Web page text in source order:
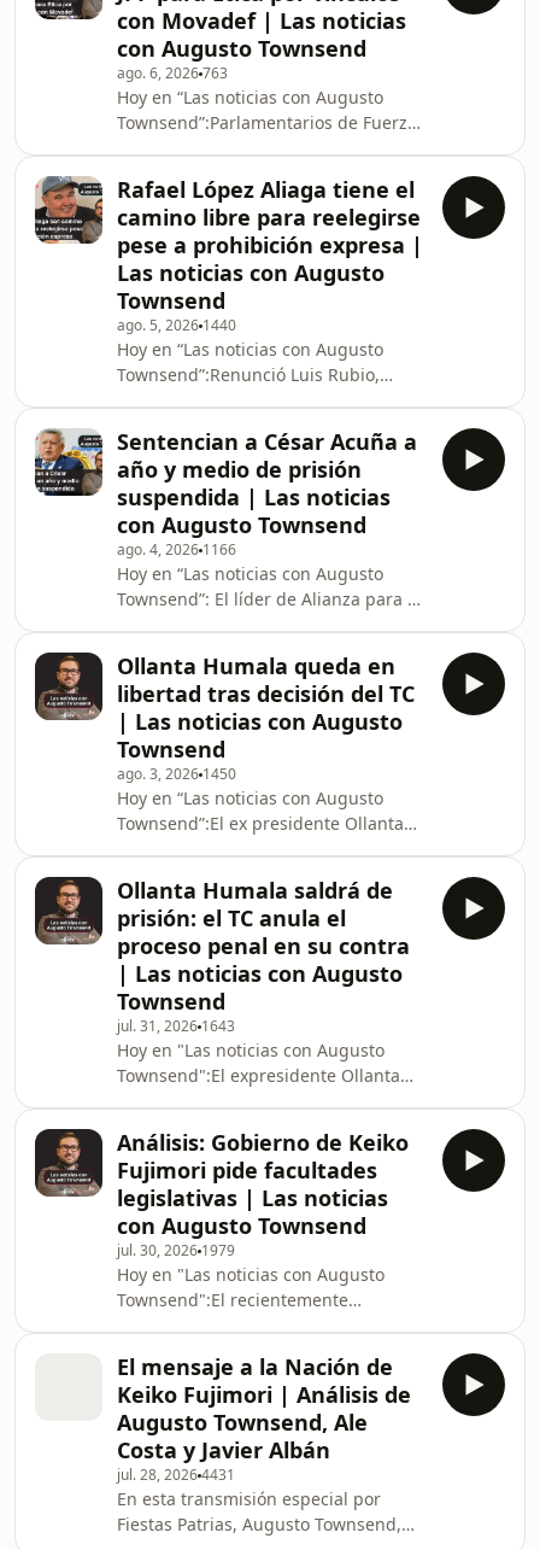
alcaldes salientes que están
buscando reelegirse indebidamente
usando la misma jugada que está
empleando Rafael López Aliaga para
Lima, vale decir, ir como primer
regidor y esperar que e
con Movadef | Las noticias
con Augusto Townsend
ago. 6, 2026763
Hoy en “Las noticias con Augusto
Townsend”:Parlamentarios de Fuerza
Comisión de Ética Parlamentaria a un
congresista que ha tenido vínculos
con el Movadef, el organismo fachada
de los remanentes de Sendero
Luminoso, El Gobierno dispuso la
reorganización del Ministerio de
Desarrollo Agrario y Riego para que
se evalúe su sit
Rafael López Aliaga tiene el
camino libre para reelegirse
pese a prohibición expresa |
Las noticias con Augusto
Townsend
ago. 5, 2026 1440
Hoy en “Las noticias con Augusto
Townsend”:Renunció Luis Rubio,
posibilidad de que Rafael López
Aliaga sea reelegido en dicho cargo
aun cuando está expresamente
prohibido. La presidenta Keiko
Fujimori anunció que Coca-Cola Perú
y su embotelladora Arca Continental
Lindley invertirán US$1.000 millones
en el Perú en los p
Sentencian a César Acuña a
año y medio de prisión
suspendida | Las noticias
con Augusto Townsend
ago. 4, 2026 1166
Hoy en “Las noticias con Augusto
Townsend”: El líder de Alianza para el
suspendida por el delito de violación
a la libertad de trabajo.Hoy se define
en el nuevo Congreso bicameral las
presidencias de las Comisiones de
trabajo y hay mucha disputa, por
ejemplo, por la comisión de
Constitución, Mincetur prevé que el
pedido de facul
Ollanta Humala queda en
libertad tras decisión del TC
| Las noticias con Augusto
Townsend
ago. 3, 2026 1450
Hoy en “Las noticias con Augusto
Townsend”:El ex presidente Ollanta
hizo que se cayera la sentencia por
lavado de activos en su contra. El
Gobierno suspendió la sesión del
Consejo de Ministros en la que se iba
a seguir revisando el pedido de
facultades delegadas que espera
entregar pronto al Congreso. 13
personas
Ollanta Humala saldrá de
prisión: el TC anula el
proceso penal en su contra
| Las noticias con Augusto
Townsend
jul. 31, 2026 1643
Hoy en "Las noticias con Augusto
Townsend":El expresidente Ollanta
Constitucional anulara el proceso
penal en su contra por el delito de
lavado de activosA solo días de
inaugurado el nuevo Congreso, la
policía ha detenido al parlamentario
Julián Pérez Mallqui de Juntos por el
Perú por un caso de violencia contra
la mujer. El Gobi
Análisis: Gobierno de Keiko
Fujimori pide facultades
legislativas | Las noticias
con Augusto Townsend
jul. 30, 2026 1979
Hoy en "Las noticias con Augusto
Townsend":El recientemente
Fujimori para revisar el pedido de
facultades legislativas delegadas que
se va a enviar al CongresoEl pedido
de facultades incluye medidas para
promover la formalización, la
generación de empleo y facilitar los
trámites en el Estado, pero preocupa
El mensaje a la Nación de
Keiko Fujimori | Análisis de
Augusto Townsend, Ale
Costa y Javier Albán
jul. 28, 20264431
En esta transmisión especial por
Fiestas Patrias, Augusto Townsend,